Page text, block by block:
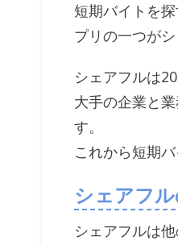
短期バイトを
プリの一つがシ
シェアフルは
大手の企業と
す。
これから短期
シェアフ
シェアフルは